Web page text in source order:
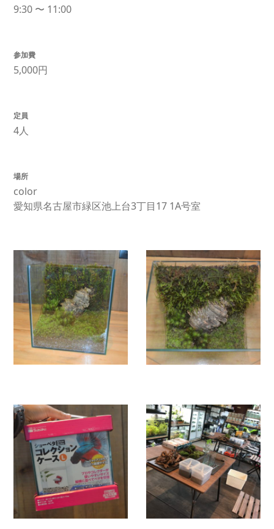
9:30 〜 11:00
参加費
5,000円
定員
4人
場所
color
愛知県名古屋市緑区池上台3丁目17 1A号室